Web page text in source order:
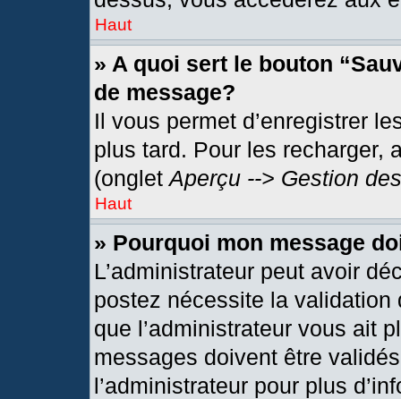
Haut
» A quoi sert le bouton
de message?
Il vous permet d’enregistrer
plus tard. Pour les recharger,
(ongletAperçu --> Gestion
Haut
» Pourquoi mon message
L’administrateur peut avoir
postez nécessite la
que l’administrateur vous ait
messages doivent être
l’administrateur pour plus